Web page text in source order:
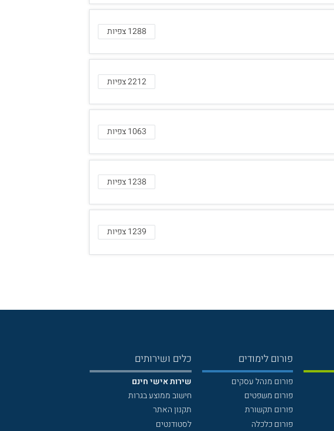
1288 צפיות
2212 צפיות
1063 צפיות
1238 צפיות
1239 צפיות
פורום לימודים
פורום מנהל עסקים
פורום משפטים
פורום תקשורת
פורום כלכלה
כלים ושירותים
שירות אישי חינם
חישוב ממוצע בגרות
תקנון האתר
לסטודנטים